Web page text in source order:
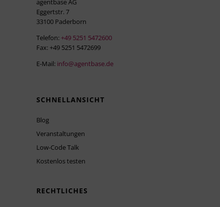
agentbase AG
Eggertstr. 7
33100 Paderborn
Telefon: +49 5251 5472600
Fax: +49 5251 5472699
E-Mail: info@agentbase.de
SCHNELLANSICHT
Blog
Veranstaltungen
Low-Code Talk
Kostenlos testen
RECHTLICHES